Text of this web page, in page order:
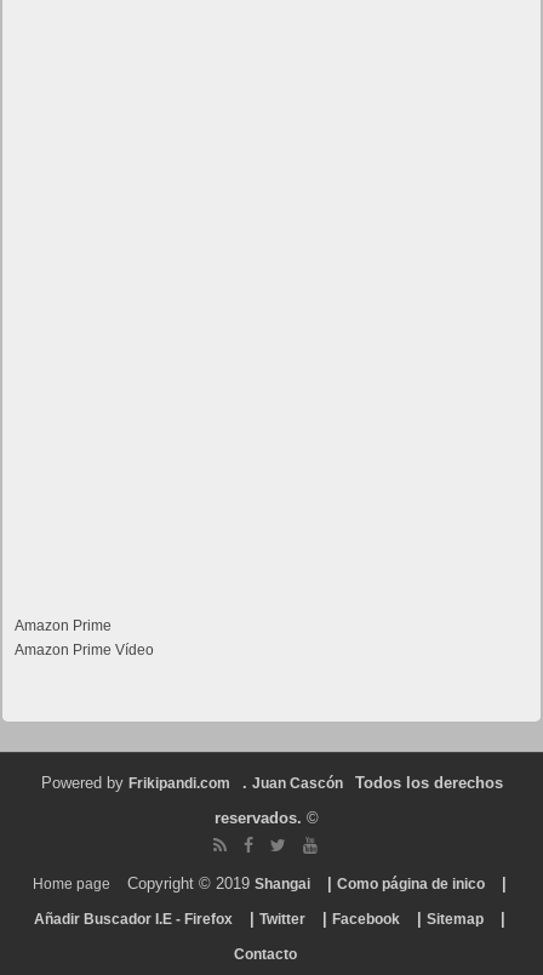
Amazon Prime
Amazon Prime Vídeo
Powered by Frikipandi.com . Juan Cascón
Todos los derechos
reservados. ©
Home page Copyright © 2019 Shangai Como página de inico
Añadir Buscador I.E - Firefox Twitter Facebook Sitemap
Contacto